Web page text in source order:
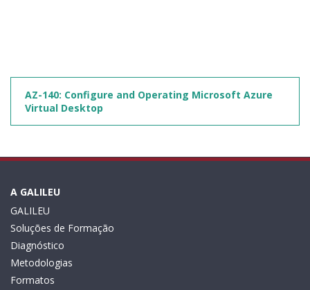
AZ-140: Configure and Operating Microsoft Azure
Virtual Desktop
A GALILEU
GALILEU
Soluções de Formação
Diagnóstico
Metodologias
Formatos